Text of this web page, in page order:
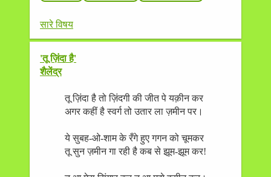
सारे विषय
'तू ज़िंदा है'
शैलेंद्र
तू ज़िंदा है तो ज़िंदगी की जीत पे यक़ीन कर
अगर कहीं है स्वर्ग तो उतार ला ज़मीन पर।
ये सुबह-ओ-शाम के रँगे हुए गगन को चूमकर
तू सुन ज़मीन गा रही है कब से झूम-झूम कर!